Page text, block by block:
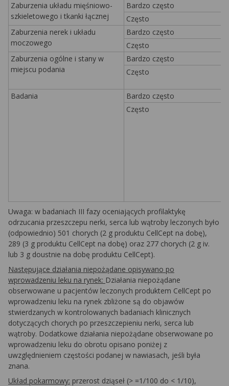
Zaburzenia układu mięśniowo-
szkieletowego i tkanki łącznej
Bardzo często
Często
Zaburzenia nerek i układu
moczowego
Bardzo często
Często
Zaburzenia ogólne i stany w
miejscu podania
Bardzo często
Często
Badania
Bardzo często
Często
Uwaga: w badaniach III fazy oceniających profilaktykę
odrzucania przeszczepu nerki, serca lub wątroby leczonych było
(odpowiednio) 501 chorych (2 g produktu CellCept na dobę),
289 (3 g produktu CellCept na dobę) oraz 277 chorych (2 g iv.
lub 3 g doustnie na dobę produktu CellCept).
Następujące działania niepożądane opisywano po
wprowadzeniu leku na rynek: Działania niepożądane
obserwowane u pacjentów leczonych produktem CellCept po
wprowadzeniu leku na rynek zbliżone są do objawów
stwierdzanych w kontrolowanych badaniach klinicznych
dotyczących chorych po przeszczepieniu nerki, serca lub
wątroby. Dodatkowe działania niepożądane obserwowane po
wprowadzeniu leku do obrotu opisano poniżej z
uwzględnieniem częstości podanej w nawiasach, jeśli była
znana.
Układ pokarmowy: przerost dziąseł (> =1/100 do < 1/10),